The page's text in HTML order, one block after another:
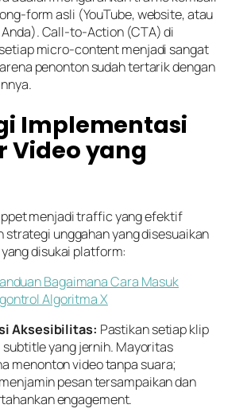
form asli (YouTube, website, atau
Call-to-Action (CTA) di
micro-content menjadi sangat
penonton sudah tertarik dengan
Implementasi
Video yang
menjadi traffic yang efektif
strategi unggahan yang disesuaikan
disukai platform:
Bagaimana Cara Masuk
Algoritma X
Aksesibilitas: Pastikan setiap klip
yang jernih. Mayoritas
menonton video tanpa suara;
pesan tersampaikan dan
engagement.